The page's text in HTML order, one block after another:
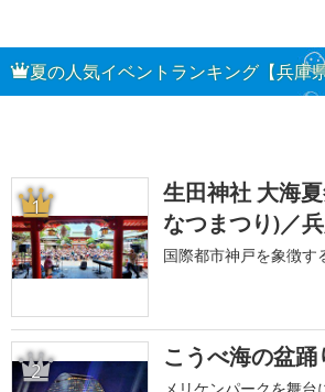
夏の人気イベントランキング【兵庫県
1
生田神社 大海
なつまつり)／
国際都市神戸を象徴す
2 こうべ海の盆